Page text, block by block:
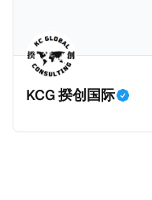
这项税收预计就能筹
缺口。 根据非营利组织纽约市社区中心汇编的数据，
2025年上半年纽约市
60%以上。报告发现
间，超过300万美元
KCG 揆创国际